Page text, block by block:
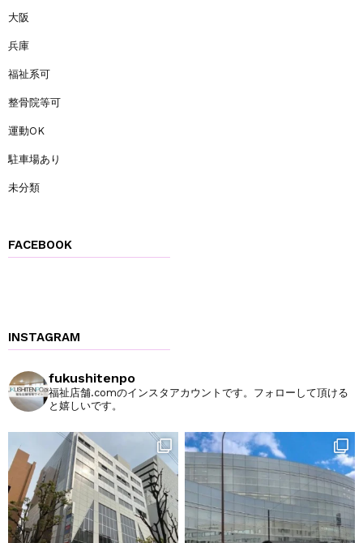
大阪
兵庫
福祉系可
整骨院等可
運動OK
駐車場あり
未分類
FACEBOOK
INSTAGRAM
fukushitenpo
福祉店舗.comのインスタアカウントです。フォローして頂ける
と嬉しいです。